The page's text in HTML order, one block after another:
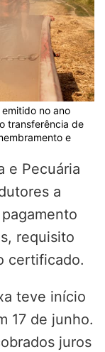
no ano
transferência de
e
e Pecuária
a
requisito
certificado.
teve início
17 de junho.
juros